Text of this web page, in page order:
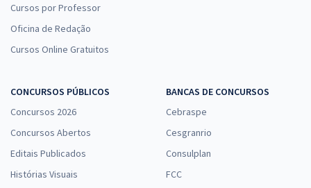
Cursos por Professor
Oficina de Redação
Cursos Online Gratuitos
CONCURSOS PÚBLICOS
Concursos 2026
Concursos Abertos
Editais Publicados
Histórias Visuais
BANCAS DE CONCURSOS
Cebraspe
Cesgranrio
Consulplan
FCC